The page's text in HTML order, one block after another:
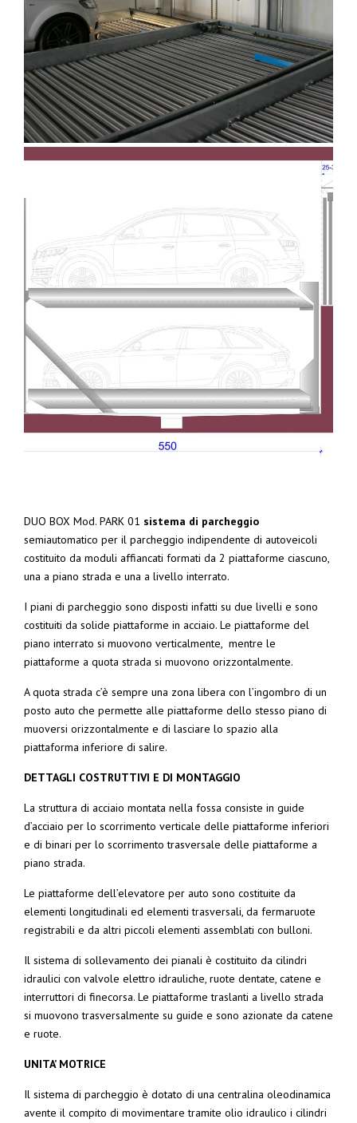
DUO BOX Mod. PARK 01 sistema di parcheggio
semiautomatico per il parcheggio indipendente di autoveicoli
costituito da moduli affiancati formati da 2 piattaforme ciascuno,
una a piano strada e una a livello interrato.
I piani di parcheggio sono disposti infatti su due livelli e sono
costituiti da solide piattaforme in acciaio. Le piattaforme del
piano interrato si muovono verticalmente, mentre le
piattaforme a quota strada si muovono orizzontalmente.
A quota strada c’è sempre una zona libera con l’ingombro di un
posto auto che permette alle piattaforme dello stesso piano di
muoversi orizzontalmente e di lasciare lo spazio alla
piattaforma inferiore di salire.
DETTAGLI COSTRUTTIVI E DI MONTAGGIO
La struttura di acciaio montata nella fossa consiste in guide
d’acciaio per lo scorrimento verticale delle piattaforme inferiori
e di binari per lo scorrimento trasversale delle piattaforme a
piano strada.
Le piattaforme dell’elevatore per auto sono costituite da
elementi longitudinali ed elementi trasversali, da fermaruote
registrabili e da altri piccoli elementi assemblati con bulloni.
Il sistema di sollevamento dei pianali è costituito da cilindri
idraulici con valvole elettro idrauliche, ruote dentate, catene e
interruttori di finecorsa. Le piattaforme traslanti a livello strada
si muovono trasversalmente su guide e sono azionate da catene
e ruote.
UNITA’ MOTRICE
Il sistema di parcheggio è dotato di una centralina oleodinamica
avente il compito di movimentare tramite olio idraulico i cilindri